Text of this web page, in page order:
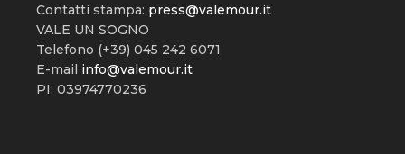
Contatti stampa: press@valemour.it
VALE UN SOGNO
Telefono (+39) 045 242 6071
E-mail info@valemour.it
PI: 03974770236